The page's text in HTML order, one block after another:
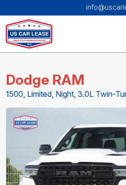
Dodge RAM
1500, Limited, Night, 3.0L Twin-